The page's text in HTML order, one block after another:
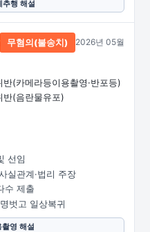
추행 해설
반(카메라등이용촬영·반포등)
반(음란물유포)
무혐의(불송치) 2026년 05월
선임
실관계·법리 주장
수 제출
벗고 일상복귀
영 해설